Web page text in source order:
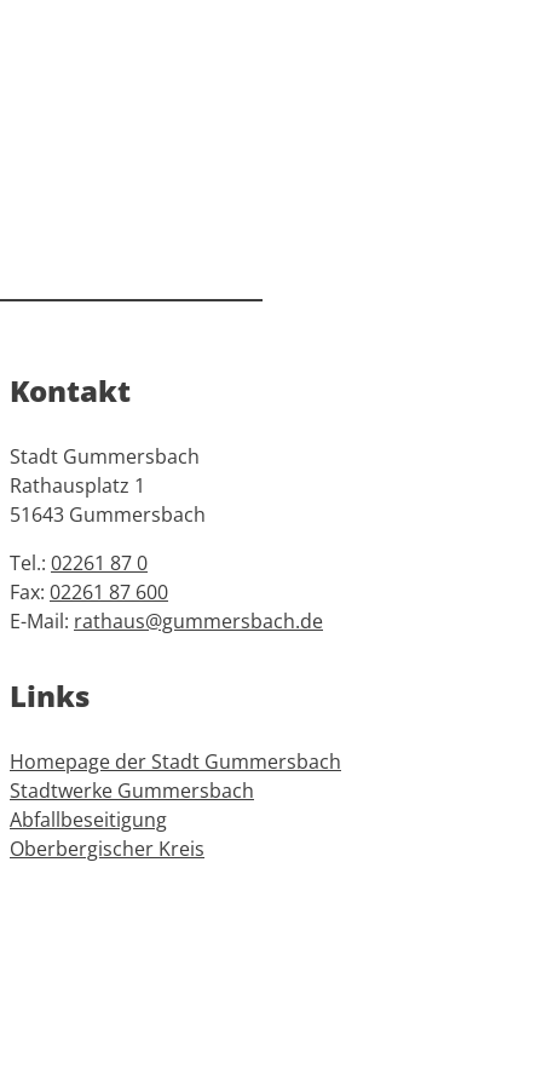
Kontakt
Stadt Gummersbach
Rathausplatz 1
51643 Gummersbach
Tel.: 02261 87 0
Fax: 02261 87 600
E-Mail: rathaus@gummersbach.de
Links
Homepage der Stadt Gummersbach
Stadtwerke Gummersbach
Abfallbeseitigung
Oberbergischer Kreis